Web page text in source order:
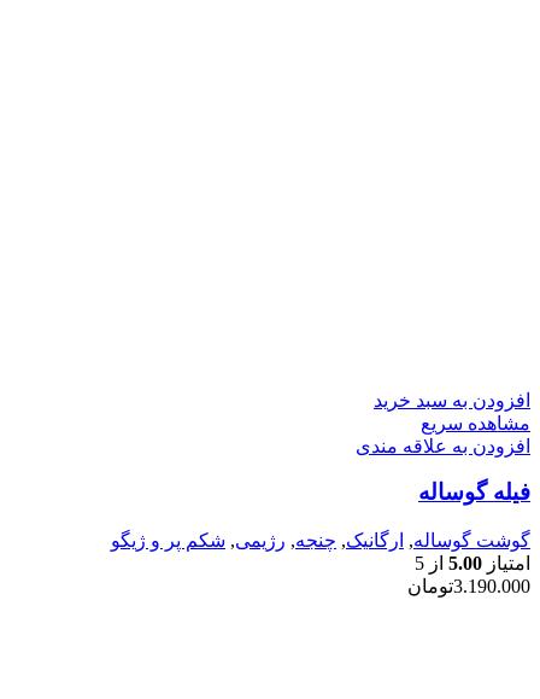
افزودن به سبد خرید
مشاهده سریع
افزودن به علاقه مندی
فیله گوساله
گوشت گوساله, ارگانیک, چنجه, رژیمی, شکم پر و ژیگو
امتیاز 5.00 از 5
3.190.000تومان